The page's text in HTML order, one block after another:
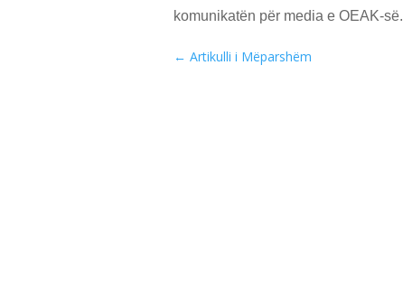
komunikatën për media e OEAK-së.
← Artikulli i Mëparshëm